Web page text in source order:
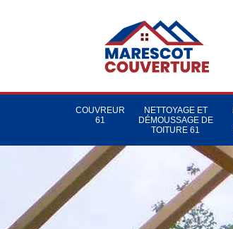
COUVREUR
61
NETTOYAGE ET
DÉMOUSSAGE DE
TOITURE 61